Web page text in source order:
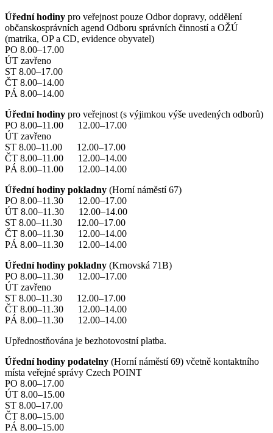
Úřední hodiny pro veřejnost pouze Odbor dopravy, oddělení
občanskosprávních agend Odboru správních činností a OŽÚ
(matrika, OP a CD, evidence obyvatel)
PO 8.00–17.00
ÚT zavřeno
ST 8.00–17.00
ČT 8.00–14.00
PÁ 8.00–14.00
Úřední hodiny pro veřejnost (s výjimkou výše uvedených odborů)
PO 8.00–11.00 12.00–17.00
ÚT zavřeno
ST 8.00–11.00 12.00–17.00
ČT 8.00–11.00 12.00–14.00
PÁ 8.00–11.00 12.00–14.00
Úřední hodiny pokladny (Horní náměstí 67)
PO 8.00–11.30 12.00–17.00
ÚT 8.00–11.30 12.00–14.00
ST 8.00–11.30 12.00–17.00
ČT 8.00–11.30 12.00–14.00
PÁ 8.00–11.30 12.00–14.00
Úřední hodiny pokladny (Krnovská 71B)
PO 8.00–11.30 12.00–17.00
ÚT zavřeno
ST 8.00–11.30 12.00–17.00
ČT 8.00–11.30 12.00–14.00
PÁ 8.00–11.30 12.00–14.00
Upřednostňována je bezhotovostní platba.
Úřední hodiny podatelny (Horní náměstí 69) včetně kontaktního
místa veřejné správy Czech POINT
PO 8.00–17.00
ÚT 8.00–15.00
ST 8.00–17.00
ČT 8.00–15.00
PÁ 8.00–15.00